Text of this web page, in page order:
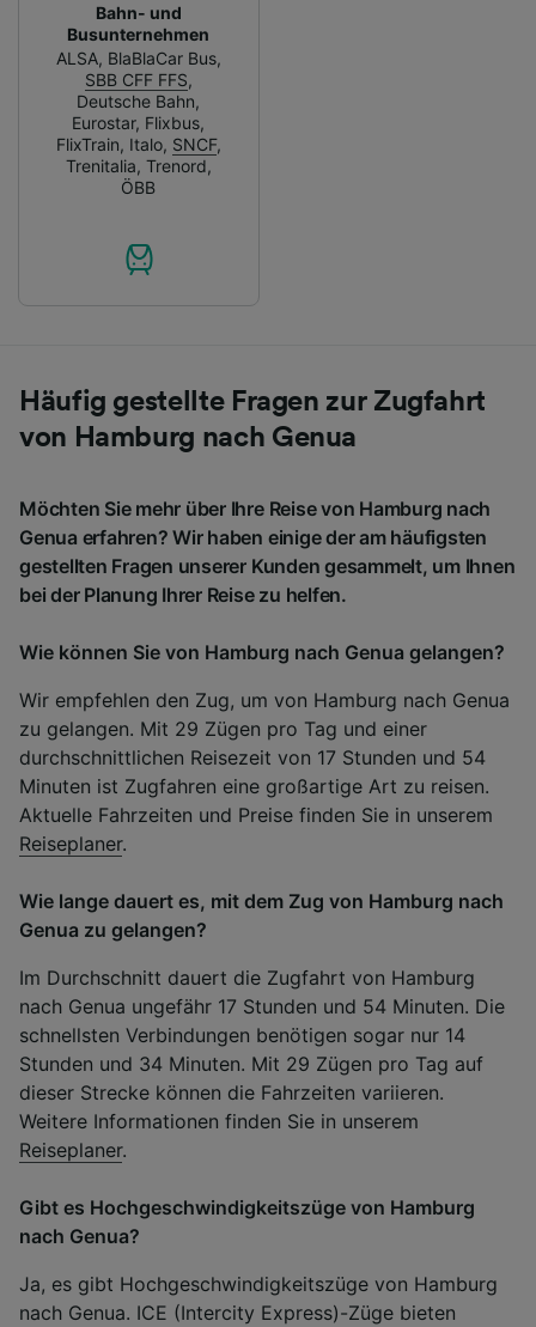
Bahn- und
Busunternehmen
ALSA, BlaBlaCar Bus,
SBB CFF FFS,
Deutsche Bahn,
Eurostar, Flixbus,
FlixTrain, Italo, SNCF,
Trenitalia, Trenord,
ÖBB
Häufig gestellte Fragen zur Zugfahrt
von Hamburg nach Genua
Möchten Sie mehr über Ihre Reise von Hamburg nach
Genua erfahren? Wir haben einige der am häufigsten
gestellten Fragen unserer Kunden gesammelt, um Ihnen
bei der Planung Ihrer Reise zu helfen.
Wie können Sie von Hamburg nach Genua gelangen?
Wir empfehlen den Zug, um von Hamburg nach Genua
zu gelangen. Mit 29 Zügen pro Tag und einer
durchschnittlichen Reisezeit von 17 Stunden und 54
Minuten ist Zugfahren eine großartige Art zu reisen.
Aktuelle Fahrzeiten und Preise finden Sie in unserem
Reiseplaner.
Wie lange dauert es, mit dem Zug von Hamburg nach
Genua zu gelangen?
Im Durchschnitt dauert die Zugfahrt von Hamburg
nach Genua ungefähr 17 Stunden und 54 Minuten. Die
schnellsten Verbindungen benötigen sogar nur 14
Stunden und 34 Minuten. Mit 29 Zügen pro Tag auf
dieser Strecke können die Fahrzeiten variieren.
Weitere Informationen finden Sie in unserem
Reiseplaner.
Gibt es Hochgeschwindigkeitszüge von Hamburg
nach Genua?
Ja, es gibt Hochgeschwindigkeitszüge von Hamburg
nach Genua. ICE (Intercity Express)-Züge bieten